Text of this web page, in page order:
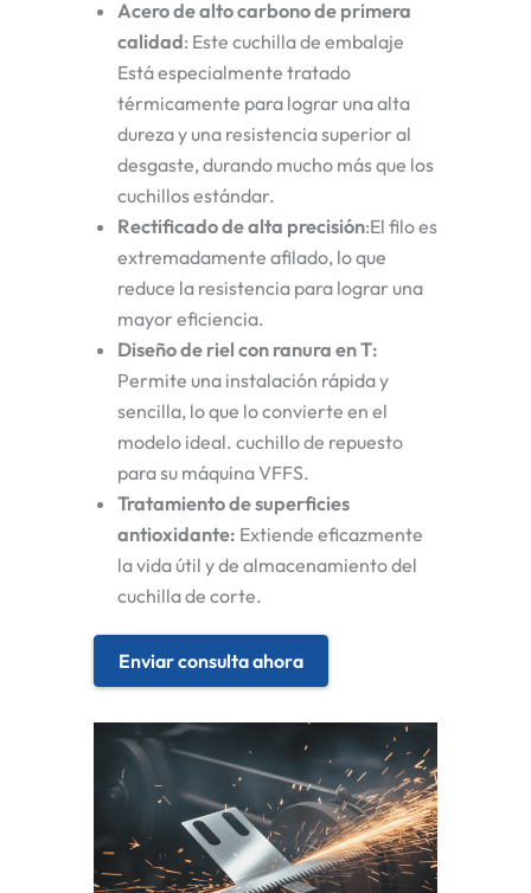
Acero de alto carbono de primera
calidad: Este cuchilla de embalaje
Está especialmente tratado
térmicamente para lograr una alta
dureza y una resistencia superior al
desgaste, durando mucho más que los
cuchillos estándar.
Rectificado de alta precisión:El filo es
extremadamente afilado, lo que
reduce la resistencia para lograr una
mayor eficiencia.
Diseño de riel con ranura en T:
Permite una instalación rápida y
sencilla, lo que lo convierte en el
modelo ideal. cuchillo de repuesto
para su máquina VFFS.
Tratamiento de superficies
antioxidante: Extiende eficazmente
la vida útil y de almacenamiento del
cuchilla de corte.
Enviar consulta ahora